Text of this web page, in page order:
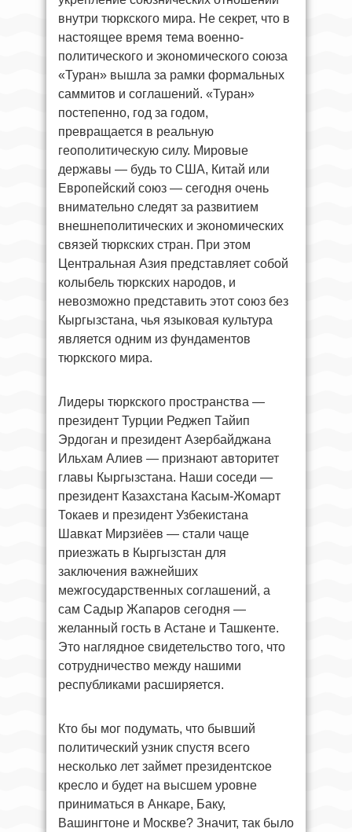
внутри тюркского мира. Не секрет, что в
настоящее время тема военно-
политического и экономического союза
«Туран» вышла за рамки формальных
саммитов и соглашений. «Туран»
постепенно, год за годом,
превращается в реальную
геополитическую силу. Мировые
державы — будь то США, Китай или
Европейский союз — сегодня очень
внимательно следят за развитием
внешнеполитических и экономических
связей тюркских стран. При этом
Центральная Азия представляет собой
колыбель тюркских народов, и
невозможно представить этот союз без
Кыргызстана, чья языковая культура
является одним из фундаментов
тюркского мира.
Лидеры тюркского пространства —
президент Турции Реджеп Тайип
Эрдоган и президент Азербайджана
Ильхам Алиев — признают авторитет
главы Кыргызстана. Наши соседи —
президент Казахстана Касым-Жомарт
Токаев и президент Узбекистана
Шавкат Мирзиёев — стали чаще
приезжать в Кыргызстан для
заключения важнейших
межгосударственных соглашений, а
сам Садыр Жапаров сегодня —
желанный гость в Астане и Ташкенте.
Это наглядное свидетельство того, что
сотрудничество между нашими
республиками расширяется.
Кто бы мог подумать, что бывший
политический узник спустя всего
несколько лет займет президентское
кресло и будет на высшем уровне
приниматься в Анкаре, Баку,
Вашингтоне и Москве? Значит, так было